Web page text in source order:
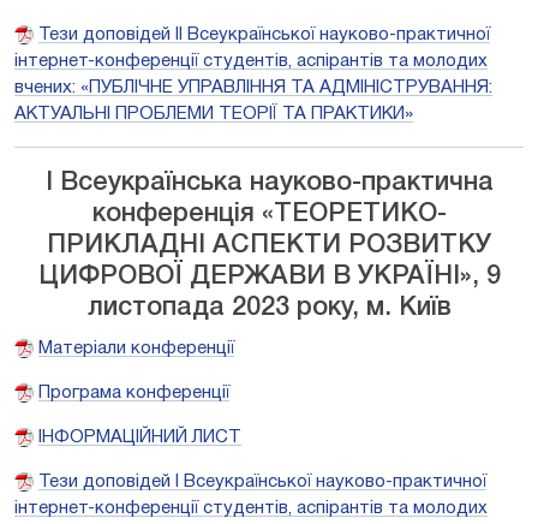
Тези доповідей ІІ Всеукраїнської науково-практичної
інтернет-конференції студентів, аспірантів та молодих
вчених: «ПУБЛІЧНЕ УПРАВЛІННЯ ТА АДМІНІСТРУВАННЯ:
АКТУАЛЬНІ ПРОБЛЕМИ ТЕОРІЇ ТА ПРАКТИКИ»
І Всеукраїнська науково-практична
конференція «ТЕОРЕТИКО-
ПРИКЛАДНІ АСПЕКТИ РОЗВИТКУ
ЦИФРОВОЇ ДЕРЖАВИ В УКРАЇНІ», 9
листопада 2023 року, м. Київ
Матеріали конференції
Програма конференції
ІНФОРМАЦІЙНИЙ ЛИСТ
Тези доповідей І Всеукраїнської науково-практичної
інтернет-конференції студентів, аспірантів та молодих